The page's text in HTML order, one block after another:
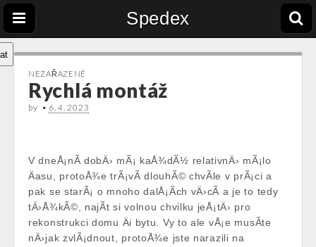
Spedex
NEZAŘAZENÉ
Rychlá montáž
by • 6. 4. 2023
V dneÅ¡nÃ­ dobÄ› mÃ¡ kaÅ¾dÃ½ relativnÄ› mÃ¡lo
Äasu, protoÅ¾e trÃ¡vÃ­ dlouhÃ© chvÃ­le v prÃ¡ci a
pak se starÃ¡ o mnoho dalÅ¡Ã­ch vÄ›cÃ­ a je to tedy
tÄ›Å¾kÃ©, najÃ­t si volnou chvilku jeÅ¡tÄ› pro
rekonstrukci domu Äi bytu. Vy to ale vÅ¡e musÃ­te
nÄ›jak zvlÃ¡dnout, protoÅ¾e jste narazili na